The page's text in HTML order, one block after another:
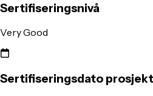
Sertifiseringsnivå
Very Good
Sertifiseringsdato